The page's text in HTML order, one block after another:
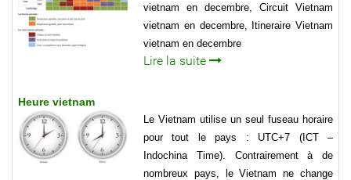
vietnam en decembre, Circuit Vietnam
vietnam en decembre, Itineraire Vietnam
vietnam en decembre
Lire la suite
Heure vietnam
Le Vietnam utilise un seul fuseau horaire
pour tout le pays : UTC+7 (ICT –
Indochina Time). Contrairement à de
nombreux pays, le Vietnam ne change